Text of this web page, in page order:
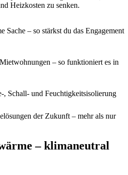
Heizkosten zu senken.
Sache – so stärkst du das Engagement
– so funktioniert es in
, Schall- und Feuchtigkeitsisolierung
der Zukunft – mehr als nur
– klimaneutral